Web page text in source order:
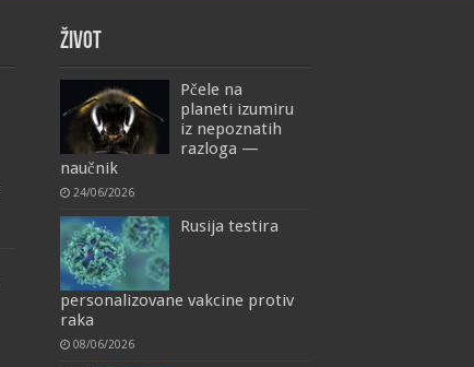
ŽIVOT
Pčele na
planeti izumiru
iz nepoznatih
razloga —
naučnik
24/06/2026
Rusija testira
personalizovane vakcine protiv
raka
08/06/2026